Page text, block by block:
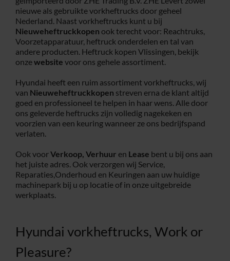
nieuwe als gebruikte vorkheftrucks door geheel
Nederland. Naast vorkheftrucks kunt u bij
Nieuweheftruckkopen ook terecht voor: Reachtruks,
Voorzetapparatuur, heftruck onderdelen en tal van
andere producten. Heftruck kopen Vlissingen, bekijk
onzewebsite voor ons gehele assortiment.
Hyundai heeft een ruim assortiment vorkheftrucks, wij
van Nieuweheftruckkopen streven erna de klant altijd
goed en professioneel te helpen in haar wens. Alle door
ons geleverde heftrucks zijn volledig nagekeken en
voorzien van een keuring wanneer ze ons bedrijfspand
verlaten.
Ook voorVerkoop, Verhuur en Lease bent u bij ons aan
het juiste adres. Ook verzorgen wij Service,
Reparaties,Onderhoud en Keuringen aan uw huidige
machinepark bij u op locatie of in onze uitgebreide
werkplaats.
Hyundai vorkheftrucks, Work or
Pleasure?